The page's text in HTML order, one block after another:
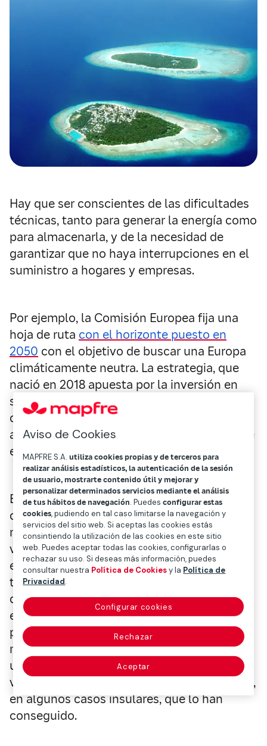
Hay que ser conscientes de las dificultades
técnicas, tanto para generar la energía como
para almacenarla, y de la necesidad de
garantizar que no haya interrupciones en el
suministro a hogares y empresas.
Por ejemplo, la Comisión Europea fija una
hoja de ruta con el horizonte puesto en
2050 con el objetivo de buscar una Europa
climáticamente neutra. La estrategia, que
nació en 2018 apuesta por la inversión en
soluciones tecnológicas realistas. Se
definieron siete ámbitos estratégicos de
actuación y uno de ellos es el despliegue de
energías renovables.
En el momento actual nuestra dependencia
de los combustibles fósiles sigue siendo
muy grande y la renovación del parque de
vehículos hacia modelos híbridos y
eléctricos también es un camino largo de
transitar. Tal vez no se llegue en muchas
décadas a un modelo de generación de
energía íntegramente renovable, pero cada
paso que se de en ese sentido es positivo. Y
mientras nos preguntamos si alcanzar ese
utópico 100% es posible, podemos fijar la
vista en pequeñas zonas de nuestro planeta,
en algunos casos insulares, que lo han
conseguido.
Aviso de Cookies
MAPFRE S.A.utiliza cookies propias y de terceros para
realizar análisis estadísticos, la autenticación de la sesión
de usuario, mostrarte contenido útil y mejorar y
personalizar determinados servicios mediante el análisis
de tus hábitos de navegación. Puedesconfigurar estas
cookies, pudiendo en tal caso limitarse la navegación y
servicios del sitio web. Si aceptas las cookies estás
consintiendo la utilización de las cookies en este sitio
web. Puedes aceptar todas las cookies, configurarlas o
rechazar su uso. Si deseas más información, puedes
consultar nuestra Política de Cookiesy la Política de
Privacidad.
Configurar cookies
Rechazar
Aceptar